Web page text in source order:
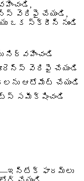
వెరిఫై చేయండి,
ఒక స్క్రీన్ నుండి
నిర్వహించండి
వెరిఫై చేయండి
ఆటోమేట్ చేయండి
సమీక్షించండి
ఫారమ్‌లు